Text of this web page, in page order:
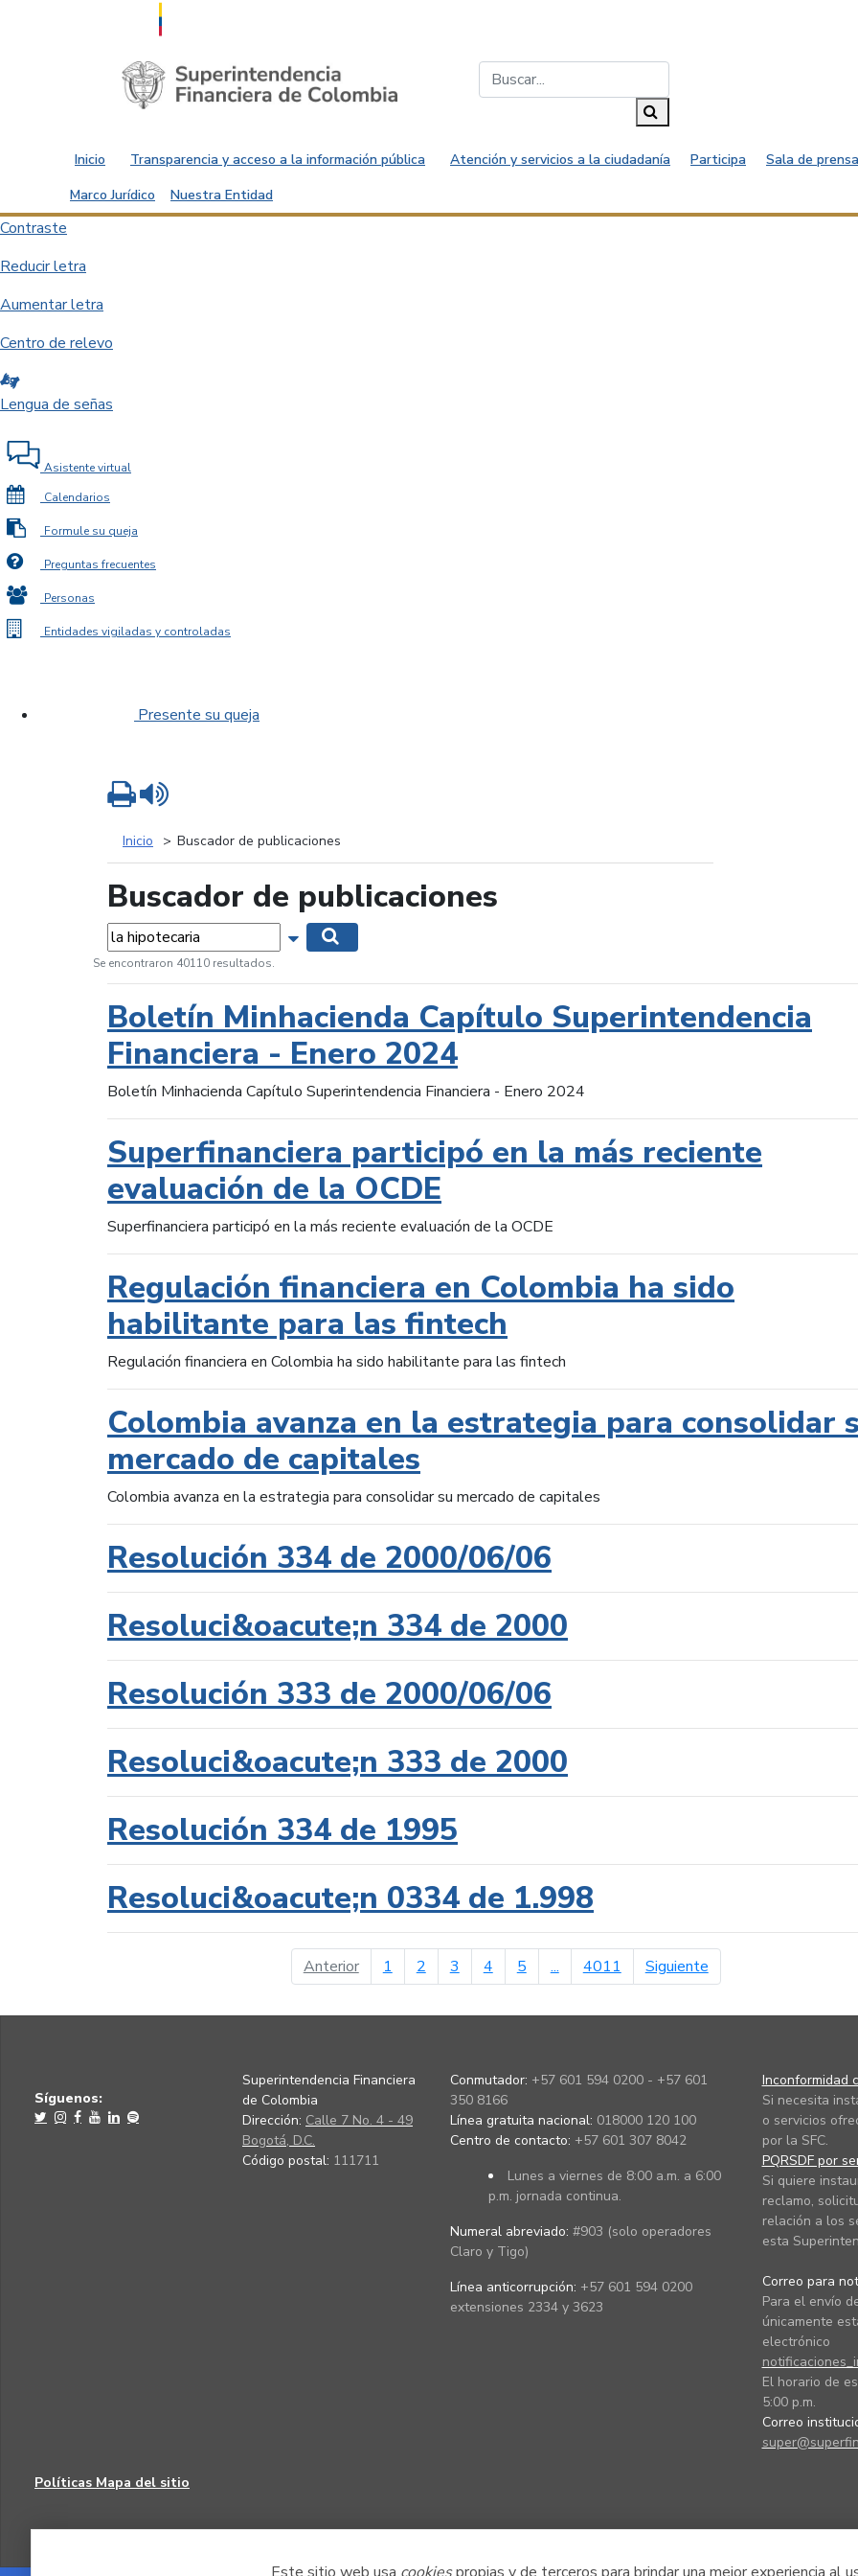
Saltar al contenido principal
Inicio Transparencia y acceso a la información pública Atención y servicios a la ciudadanía Participa
Sala de
Marco Jurídico
Nuestra Entidad
Contraste
Reducir letra
Aumentar letra
Centro de relevo
Lengua de señas
Asistente virtual
Calendarios
Formule su queja
Preguntas frecuentes
Personas
Entidades vigiladas y controladas
Presente su queja
Inicio Buscador de publicaciones
Buscador de publicaciones
Palabras... Mostrar opciones de búsqueda
Se encontraron 40110 resultados.
Boletín Minhacienda Capítulo Superintendencia
Financiera - Enero 2024
Boletín Minhacienda Capítulo Superintendencia Financiera - Enero 2024
Superfinanciera participó en la más reciente
evaluación de la OCDE
Superfinanciera participó en la más reciente evaluación de la OCDE
Regulación financiera en Colombia ha sido
habilitante para las fintech
Regulación financiera en Colombia ha sido habilitante para las fintech
Colombia avanza en la estrategia para consolidar
mercado de capitales
Colombia avanza en la estrategia para consolidar su mercado de capitales
Resolución 334 de 2000/06/06
Resoluci&oacute;n 334 de 2000
Resolución 333 de 2000/06/06
Resoluci&oacute;n 333 de 2000
Resolución 334 de 1995
Resoluci&oacute;n 0334 de 1.998
Anteriorpágina anterior
1 2 3 4 5 ... 4011 Siguientepágina siguiente
Imprimir
Síguenos:
Superintendencia Financiera
de Colombia
Dirección: Calle 7 No. 4 - 49
Bogotá, D.C.
Código postal: 111711
Conmutador: +57 601 594 0200 - +57 601
350 8166
Línea gratuita nacional: 018000 120 100
Centro de contacto: +57 601 307 8042
Lunes a viernes de 8:00 a.m. a 6:00
p.m. jornada continua.
Numeral abreviado: #903 (solo operadores
Claro y Tigo)
Línea anticorrupción: +57 601 594 0200
extensiones 2334 y 3623
Inconformidad
Si necesita
o servicios
por la SFC.
PQRSDF por
Si quiere
reclamo,
relación a los
esta
Correo para
Para el envío
únicamente
electrónico
El horario de
5:00 p.m.
Correo
Políticas Mapa del sitio